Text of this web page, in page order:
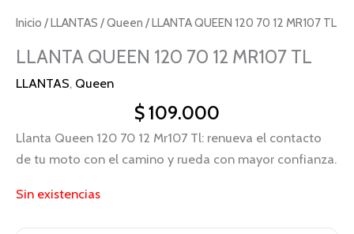
Inicio /LLANTAS /Queen / LLANTA QUEEN 120 70 12 MR107 TL
LLANTA QUEEN 120 70 12 MR107 TL
LLANTAS, Queen
$109.000
Llanta Queen 120 70 12 Mr107 Tl: renueva el contacto
de tu moto con el camino y rueda con mayor confianza.
Sin existencias